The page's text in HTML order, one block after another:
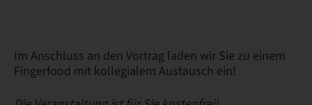
Im Anschluss an den Vortrag laden wir Sie zu einem
Fingerfood mit kollegialem Austausch ein!